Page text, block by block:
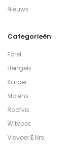
Nieuws
Categorieën
Forel
Hengels
Karper
Molens
Roofvis
Witvoes
Visvoer E Nrs